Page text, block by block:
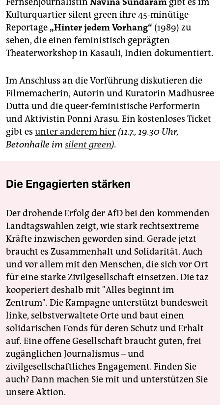
Kulturquartier silent green ihre 45-minütige
Reportage „Hinter jedem Vorhang“ (1989) zu
sehen, die einen feministisch geprägten
Theaterworkshop in Kasauli, Indien dokumentiert.
Im Anschluss an die Vorführung diskutieren die
Filmemacherin, Autorin und Kuratorin Madhusree
Dutta und die queer-feministische Performerin
und Aktivistin Ponni Arasu. Ein kostenloses Ticket
gibt es unter anderem hier (11.7., 19.30 Uhr,
Betonhalle im silent green).
Die Engagierten stärken
Der drohende Erfolg der AfD bei den kommenden
Landtagswahlen zeigt, wie stark rechtsextreme
Kräfte inzwischen geworden sind. Gerade jetzt
braucht es Zusammenhalt und Solidarität. Auch
und vor allem mit den Menschen, die sich vor Ort
für eine starke Zivilgesellschaft einsetzen. Die taz
kooperiert deshalb mit "Alles beginnt im
Zentrum". Die Kampagne unterstützt bundesweit
linke, selbstverwaltete Orte und baut einen
solidarischen Fonds für deren Schutz und Erhalt
auf. Eine offene Gesellschaft braucht guten, frei
zugänglichen Journalismus – und
zivilgesellschaftliches Engagement. Finden Sie
auch? Dann machen Sie mit und unterstützen Sie
unsere Aktion.